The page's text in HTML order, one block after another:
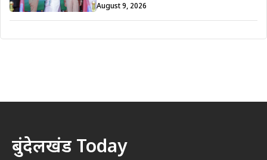
August 9, 2026
बुंदेलखंड Today